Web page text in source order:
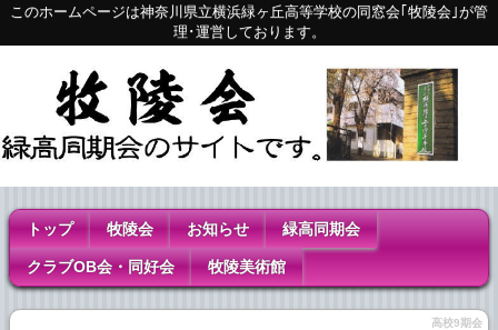
このホームページは神奈川県立横浜緑ヶ丘高等学校の同窓会｢牧陵会｣が管
理･運営しております。
トップ 牧陵会 お知らせ 緑高同期会
クラブOB会・同好会 牧陵美術館
高校9期会